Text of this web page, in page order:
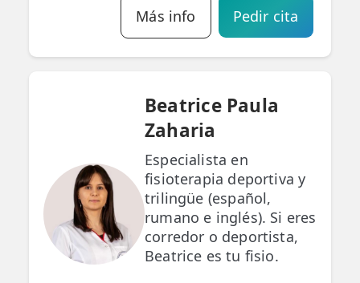
Más info Pedir cita
Beatrice Paula
Zaharia
Especialista en
fisioterapia deportiva y
trilingüe (español,
rumano e inglés). Si eres
corredor o deportista,
Beatrice es tu fisio.